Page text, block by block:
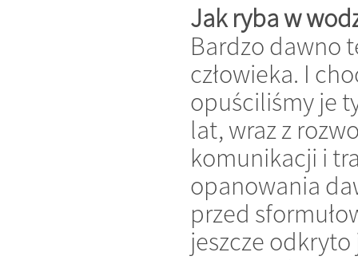
Jak ryba w
Bardzo dawno
człowieka. I
opuściliśmy je
lat, wraz z
komunikacji i
opanowania
przed
jeszcze